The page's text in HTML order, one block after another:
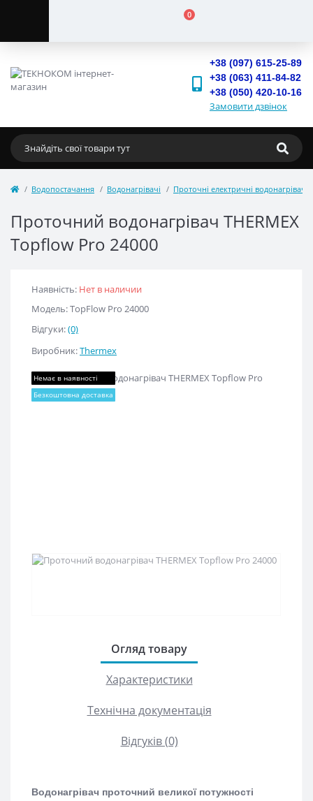
0
+38 (097) 615-25-89
+38 (063) 411-84-82
+38 (050) 420-10-16
Замовити дзвінок
Водопостачання Водонагрівачі Проточні електричні водонагрівачі
Проточний водонагрівач THERMEX
Topflow Pro 24000
Наявність: Нет в наличии
Модель: TopFlow Pro 24000
Відгуки:(0)
Виробник:Thermex
Немає в наявності
Безкоштовна доставка
Огляд товару
Характеристики
Технічна документація
Відгуків (0)
Водонагрівач проточний великої потужності